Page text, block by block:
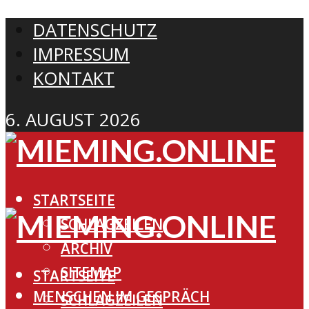
DATENSCHUTZ
IMPRESSUM
KONTAKT
6. AUGUST 2026
STARTSEITE
SCHLAGZEILEN
ARCHIV
SITEMAP
MENSCHEN IM GESPRÄCH
STARTSEITE
SCHLAGZEILEN